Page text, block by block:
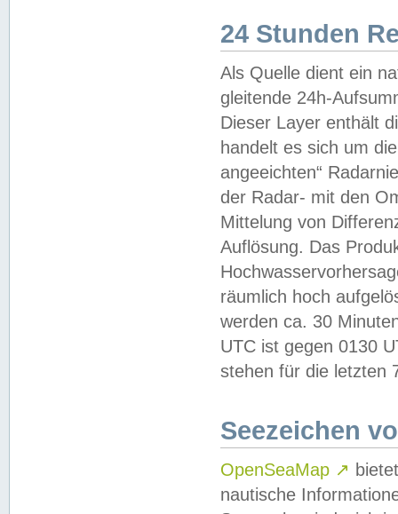
24 Stunden
Als Quelle dient ein
gleitende 24h-
Dieser Layer enthält
handelt es sich um
angeeichten“
der Radar- mit den
Mittelung von
Auflösung. Das
räumlich hoch
werden ca. 30
UTC ist gegen 0130
stehen für die letzten
Seezeichen
OpenSeaMap ↗
nautische